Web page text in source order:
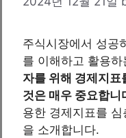
주식시장에서 성공
를 이해하고 활용
자를 위해 경제지
것은 매우 중요합니
용한 경제지표를
을 소개합니다.